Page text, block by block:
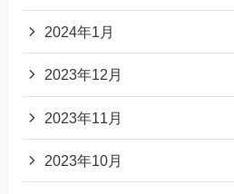
2024年1月
2023年12月
2023年11月
2023年10月